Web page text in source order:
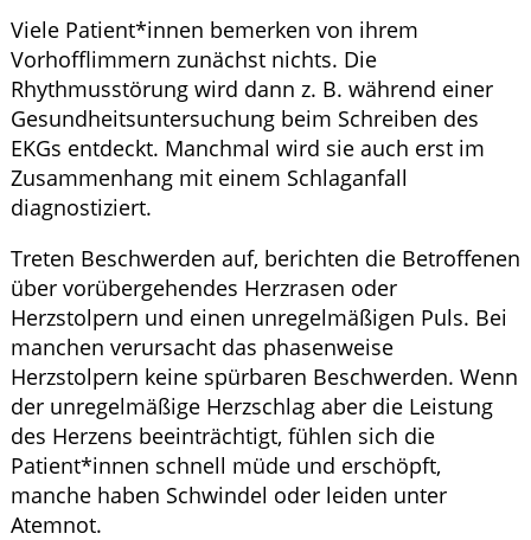
Viele Patient*innen bemerken von ihrem
Vorhofflimmern zunächst nichts. Die
Rhythmusstörung wird dann z. B. während einer
Gesundheitsuntersuchung beim Schreiben des
EKGs entdeckt. Manchmal wird sie auch erst im
Zusammenhang mit einem Schlaganfall
diagnostiziert.
Treten Beschwerden auf, berichten die Betroffenen
über vorübergehendes Herzrasen oder
Herzstolpern und einen unregelmäßigen Puls. Bei
manchen verursacht das phasenweise
Herzstolpern keine spürbaren Beschwerden. Wenn
der unregelmäßige Herzschlag aber die Leistung
des Herzens beeinträchtigt, fühlen sich die
Patient*innen schnell müde und erschöpft,
manche haben Schwindel oder leiden unter
Atemnot.